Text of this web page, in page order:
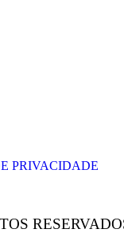
PRIVACIDADE